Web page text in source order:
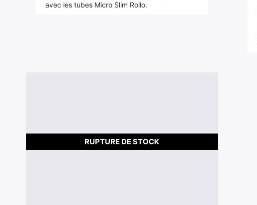
avec les tubes Micro Slim Rollo.
RUPTURE DE STOCK